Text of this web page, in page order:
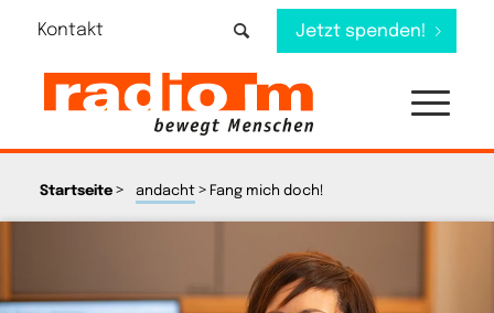
Kontakt Jetzt spenden!
Startseite> andacht> Fang mich doch!